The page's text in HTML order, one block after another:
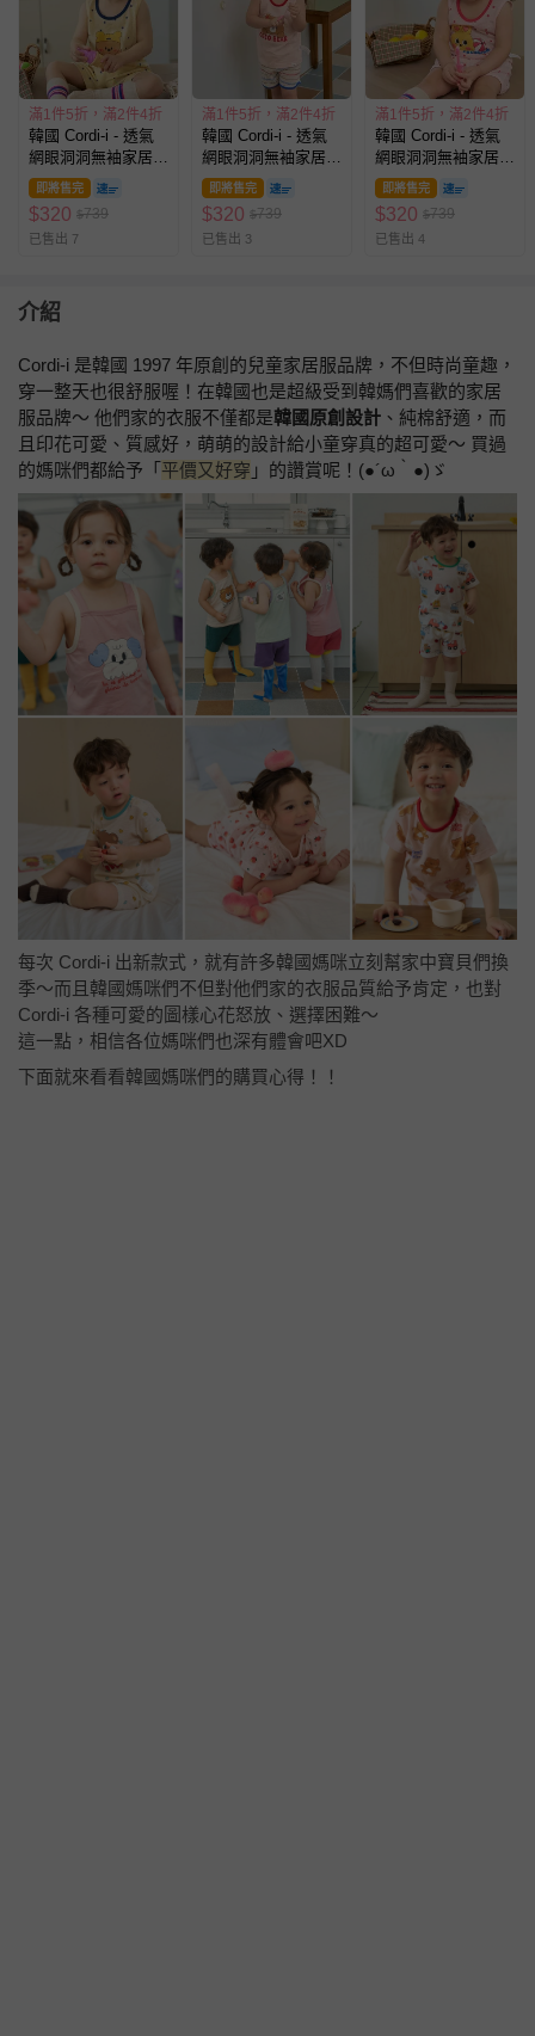
滿1件5折，滿2件4折
韓國 Cordi-i - 透氣
網眼洞洞無袖家居
服/睡衣-泳圈小熊-黃
即將售完
$320 $739
已售出 7
滿1件5折，滿2件4折
韓國 Cordi-i - 透氣
網眼洞洞無袖家居
服/睡衣-可可小熊-淡
粉膚
即將售完
$320 $739
已售出 3
滿1件5折，滿2件4折
韓國 Cordi-i - 透氣
網眼洞洞無袖家居
服/睡衣-渡假兔兔-粉
即將售完
$320 $739
已售出 4
介紹
Cordi-i 是韓國 1997 年原創的兒童家居服品牌，不但時尚童趣，
穿一整天也很舒服喔！在韓國也是超級受到韓媽們喜歡的家居
服品牌～ 他們家的衣服不僅都是韓國原創設計 、純棉舒適，而
且印花可愛、質感好，萌萌的設計給小童穿真的超可愛～ 買過
的媽咪們都給予「 平價又好穿 」的讚賞呢！(●´ω｀●)ゞ
每次 Cordi-i 出新款式，就有許多韓國媽咪立刻幫家中寶貝們換
季～而且韓國媽咪們不但對他們家的衣服品質給予肯定，也對
Cordi-i 各種可愛的圖樣心花怒放、選擇困難～
這一點，相信各位媽咪們也深有體會吧XD
下面就來看看韓國媽咪們的購買心得！！